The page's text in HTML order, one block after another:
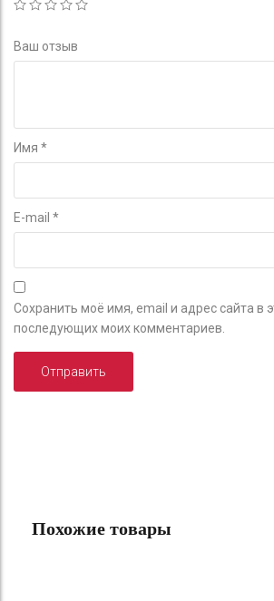
Ваш отзыв
Имя *
E-mail *
Сохранить моё имя, email и адрес сайта в
последующих моих комментариев.
Похожие товары